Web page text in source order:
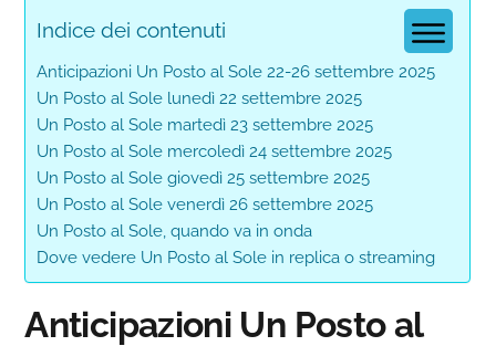
Indice dei contenuti
Anticipazioni Un Posto al Sole 22-26 settembre 2025
Un Posto al Sole lunedì 22 settembre 2025
Un Posto al Sole martedì 23 settembre 2025
Un Posto al Sole mercoledì 24 settembre 2025
Un Posto al Sole giovedì 25 settembre 2025
Un Posto al Sole venerdì 26 settembre 2025
Un Posto al Sole, quando va in onda
Dove vedere Un Posto al Sole in replica o streaming
Anticipazioni Un Posto al